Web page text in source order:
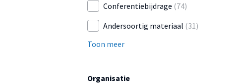
Conferentiebijdrage (74)
Andersoortig materiaal (31)
Toon meer
Organisatie